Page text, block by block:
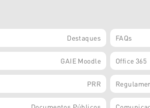
Destaques FAQs
GAIE Moodle Office 365
PRR